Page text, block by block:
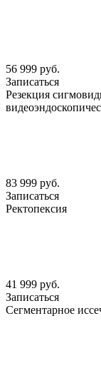
56 999 руб.
Записаться
Резекция
83 999 руб.
Записаться
Ректопексия
41 999 руб.
Записаться
Сегментарное